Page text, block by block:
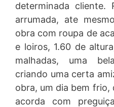
determinada cliente.
arrumada, ate
obra com roupa de
e loiros, 1.60 de
malhadas, uma
criando uma certa
obra, um dia bem frio,
acorda com